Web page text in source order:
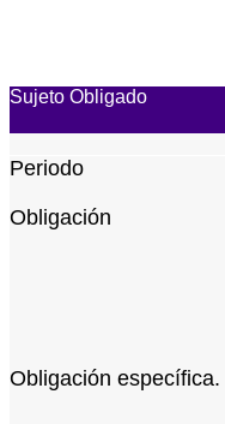
Sujeto Obligado
Periodo
Obligación
Obligación específica.